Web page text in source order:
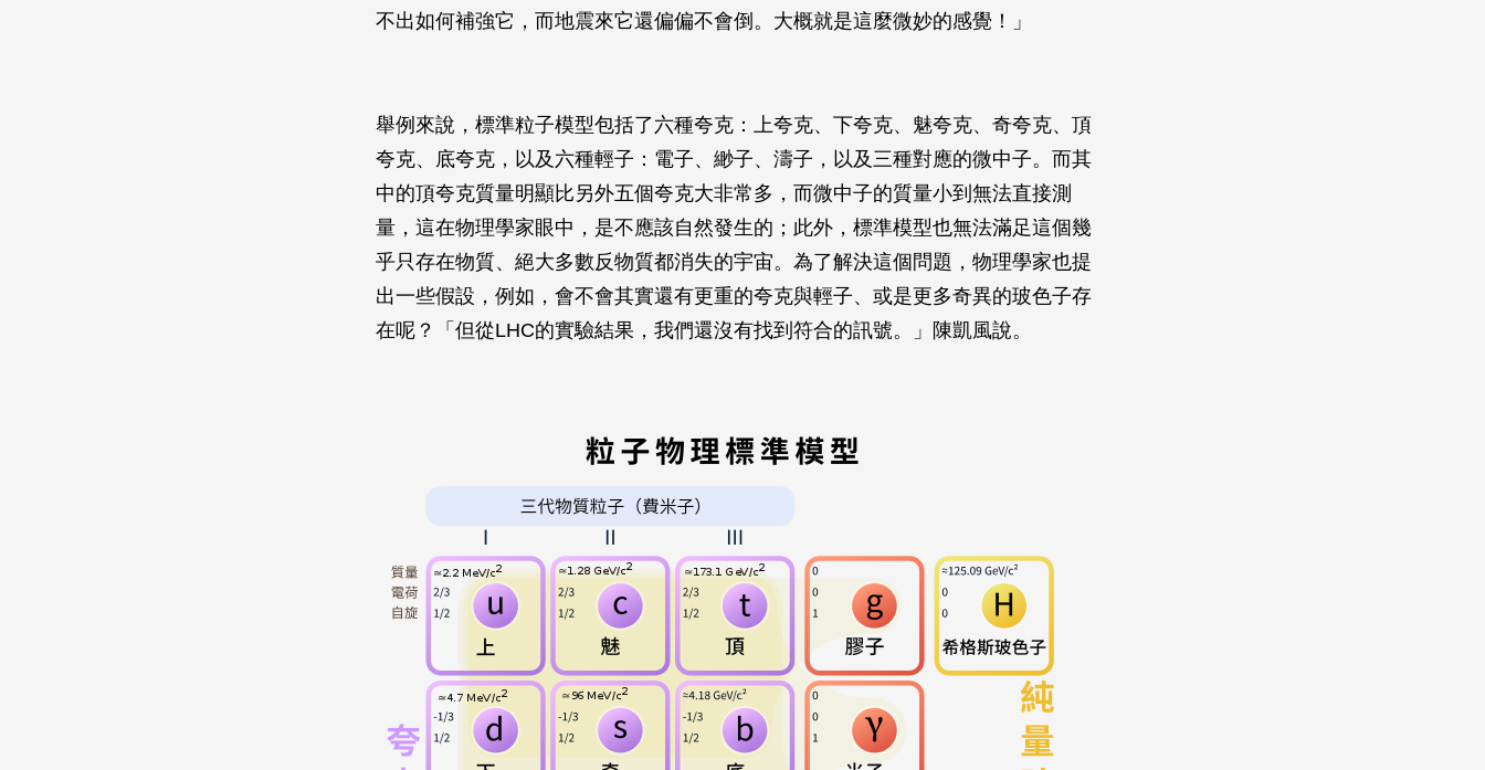
不出如何補強它，而地震來它還偏偏不會倒。大概就是這麼微妙的感覺！」
舉例來說，標準粒子模型包括了六種夸克：上夸克、下夸克、魅夸克、奇夸克、頂
夸克、底夸克，以及六種輕子：電子、緲子、濤子，以及三種對應的微中子。而其
中的頂夸克質量明顯比另外五個夸克大非常多，而微中子的質量小到無法直接測
量，這在物理學家眼中，是不應該自然發生的；此外，標準模型也無法滿足這個幾
乎只存在物質、絕大多數反物質都消失的宇宙。為了解決這個問題，物理學家也提
出一些假設，例如，會不會其實還有更重的夸克與輕子、或是更多奇異的玻色子存
在呢？「但從LHC的實驗結果，我們還沒有找到符合的訊號。」陳凱風說。